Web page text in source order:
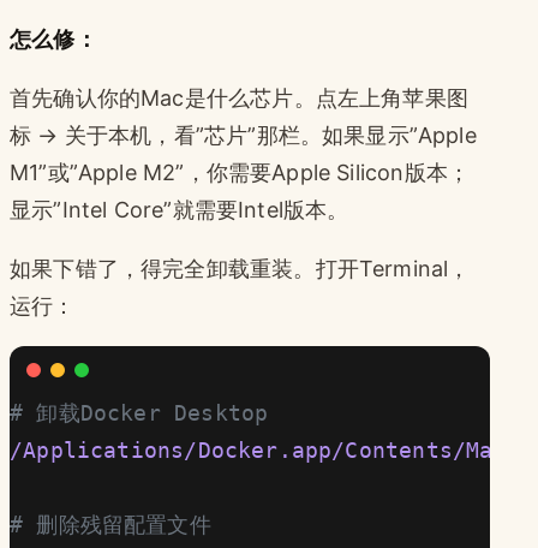
怎么修：
首先确认你的Mac是什么芯片。点左上角苹果图
标 → 关于本机，看”芯片”那栏。如果显示”Apple
M1”或”Apple M2”，你需要Apple Silicon版本；
显示”Intel Core”就需要Intel版本。
如果下错了，得完全卸载重装。打开Terminal，
运行：
# 卸载Docker Desktop
/Applications/Docker.app/Contents/
# 删除残留配置文件